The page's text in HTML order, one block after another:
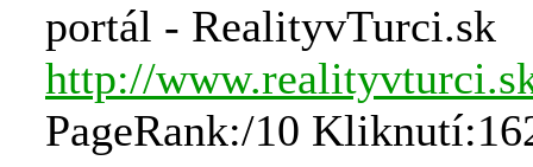
portál - RealityvTurci.sk
http://
PageRank:/10